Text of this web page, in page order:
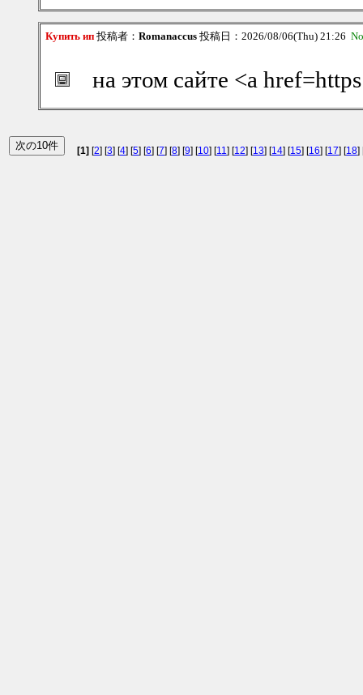
Купить ип 投稿者： Romanaccus 投稿日：2026/08/06(Thu) 21:26
на этом сайте <a
[1] [2] [3] [4] [5] [6] [7] [8] [9] [10] [11] [12] [13] [14] [15] [16] [17] [18]